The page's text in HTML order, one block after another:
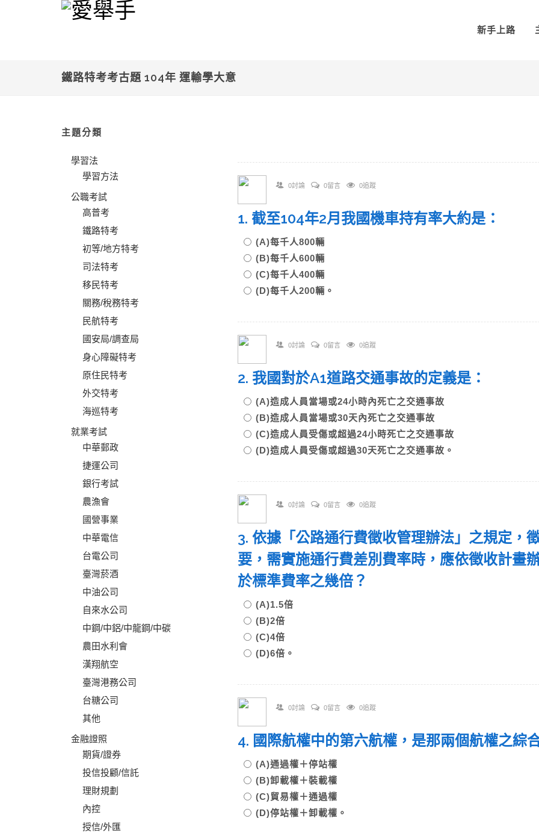
新手上路
鐵路特考考古題 104年 運輸學大意
主題分類
學習法
學習方法
公職考試
高普考
鐵路特考
初等/地方特考
司法特考
移民特考
關務/稅務特考
民航特考
國安局/調查局
身心障礙特考
原住民特考
外交特考
海巡特考
就業考試
中華郵政
捷運公司
銀行考試
農漁會
國營事業
中華電信
台電公司
臺灣菸酒
中油公司
自來水公司
中鋼/中鋁/中龍鋼/中碳
農田水利會
漢翔航空
臺灣港務公司
台糖公司
其他
金融證照
期貨/證券
投信投顧/信託
理財規劃
內控
授信/外匯
0討論 0留言 0追蹤
1. 截至104年2月我國機車持有率大約是：
(A)每千人800輛
(B)每千人600輛
(C)每千人400輛
(D)每千人200輛。
0討論 0留言 0追蹤
2. 我國對於A1道路交通事故的定義是：
(A)造成人員當場或24小時內死亡之交通事故
(B)造成人員當場或30天內死亡之交通事故
(C)造成人員受傷或超過24小時死亡之交通事故
(D)造成人員受傷或超過30天死亡之交通事故。
0討論 0留言 0追蹤
3. 依據「公路通行費徵收管理辦法」之規定，
要，需實施通行費差別費率時，應依徵收計畫
於標準費率之幾倍？
(A)1.5倍
(B)2倍
(C)4倍
(D)6倍。
0討論 0留言 0追蹤
4. 國際航權中的第六航權，是那兩個航權之
(A)通過權＋停站權
(B)卸載權＋裝載權
(C)貿易權＋通過權
(D)停站權＋卸載權。